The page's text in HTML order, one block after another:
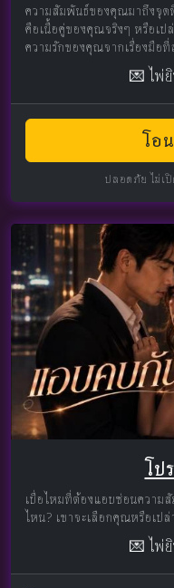
ความสัมพันธ์ของคุณมาถึงจุด
คือเนื้อคู่ของคุณจริงๆ หรือเป
ความรักของคุณจากเรื่องมือที่
💌 ไพ่
โอ
ปลอดภัย ไม่เ
โป
เบื่อไหมที่ต้องแอบซ่อนความ
ไหน? เขาจะเลือกคุณหรือเป
💌 ไพ่